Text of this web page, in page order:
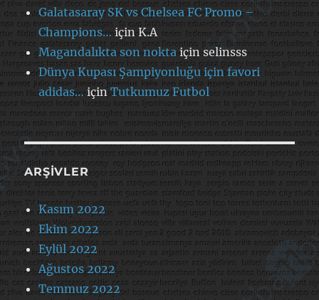
Galatasaray SK vs Chelsea FC Promo –
Champions…içinK.A
Magandalıkta son noktaiçinselinsss
Dünya Kupası Şampiyonluğu için favori
adidas… içinTutkumuz Futbol
ARŞIVLER
Kasım 2022
Ekim 2022
Eylül 2022
Ağustos 2022
Temmuz 2022